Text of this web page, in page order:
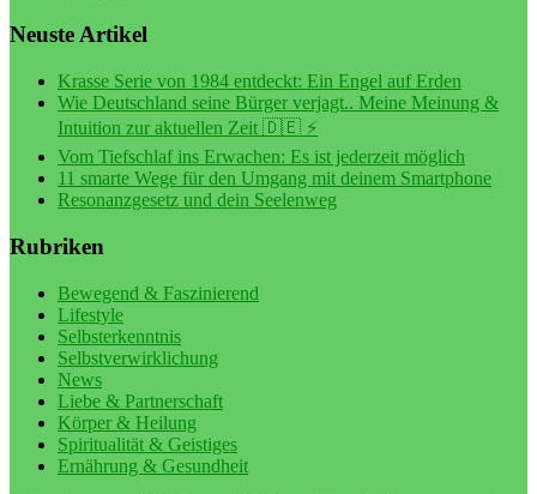
Neuste Artikel
Krasse Serie von 1984 entdeckt: Ein Engel auf Erden
Wie Deutschland seine Bürger verjagt.. Meine Meinung &
Intuition zur aktuellen Zeit 🇩🇪 ⚡️
Vom Tiefschlaf ins Erwachen: Es ist jederzeit möglich
11 smarte Wege für den Umgang mit deinem Smartphone
Resonanzgesetz und dein Seelenweg
Rubriken
Bewegend & Faszinierend
Lifestyle
Selbsterkenntnis
Selbstverwirklichung
News
Liebe & Partnerschaft
Körper & Heilung
Spiritualität & Geistiges
Ernährung & Gesundheit